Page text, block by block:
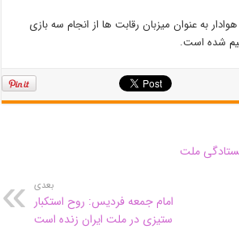
به عنوان میزبان رقابت ها از انجام سه بازی
تیم شده است.
ملت
بعدی
امام جمعه فردیس: روح استکبار
ستیزی در ملت ایران زنده است